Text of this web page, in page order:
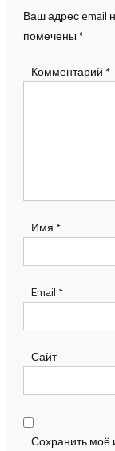
Ваш адрес email
помечены *
Комментарий *
Имя *
Email *
Сайт
Сохранить моё